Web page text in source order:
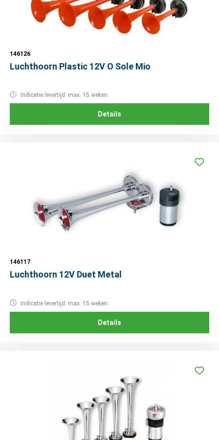
146126
Luchthoorn Plastic 12V O Sole Mio
Indicatie levertijd: max. 15 weken
Details
146117
Luchthoorn 12V Duet Metal
Indicatie levertijd: max. 15 weken
Details